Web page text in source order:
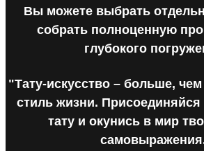
Вы можете выбрать
собрать полноценную
глубокого
"Тату-искусство – больше,
стиль жизни.
тату и окунись в мир